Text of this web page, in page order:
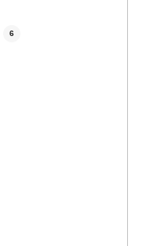
6